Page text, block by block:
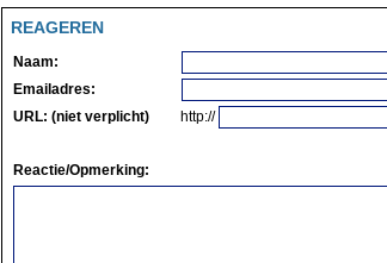
REAGEREN
Naam:
Emailadres:
URL: (niet verplicht)
http://
Reactie/Opmerking: